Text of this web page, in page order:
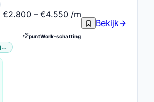
Maaltijdcheques
€2.800 – €4.550 /m
puntWork-schatting
Bekijk